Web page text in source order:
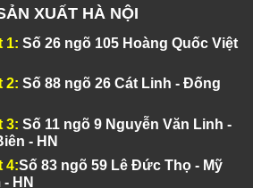
XUẤT HÀ NỘI
1: Số 26 ngõ 105 Hoàng Quốc Việt
2: Số 88 ngõ 26 Cát Linh - Đống
3: Số 11 ngõ 9 Nguyễn Văn Linh -
- HN
4:Số 83 ngõ 59 Lê Đức Thọ - Mỹ
HN